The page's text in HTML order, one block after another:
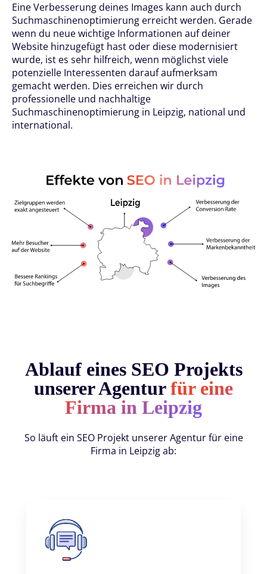
Eine Verbesserung deines Images kann auch durch
Suchmaschinenoptimierung erreicht werden. Gerade
wenn du neue wichtige Informationen auf deiner
Website hinzugefügt hast oder diese modernisiert
wurde, ist es sehr hilfreich, wenn möglichst viele
potenzielle Interessenten darauf aufmerksam
gemacht werden. Dies erreichen wir durch
professionelle und nachhaltige
Suchmaschinenoptimierung in Leipzig, national und
international.
Ablauf eines SEO Projekts
unserer Agentur für eine
Firma in Leipzig
So läuft ein SEO Projekt unserer Agentur für eine
Firma in Leipzig ab: